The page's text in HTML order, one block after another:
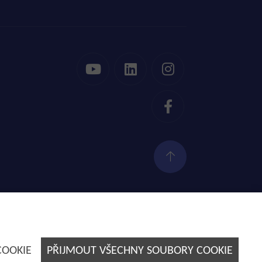
PŘIJMOUT VŠECHNY SOUBORY COOKIE
Tvorba webových stránek byE-SOLUTIONS